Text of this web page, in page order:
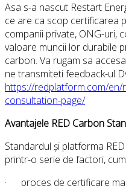
Asa s-a nascut Restart
ce are ca scop certificarea
companii private, ONG-uri,
valoare muncii lor durabile
carbon. Va rugam sa
ne transmiteti feedback-ul
https://redplatform.com/
consultation-page/
Avantajele RED Carbon
Standardul și platforma
printr-o serie de factori,
· proces de certificare